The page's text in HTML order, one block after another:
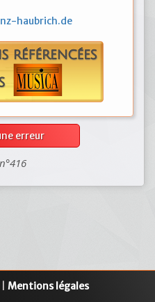
haubrich.de
erreur
Mentions légales